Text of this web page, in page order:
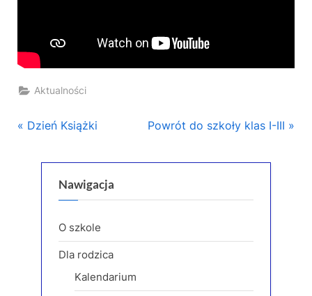
Aktualności
Nawigacja
wpisu
P
Dzień Książki
N
x
s
Powrót do szkoły klas I-III
Nawigacja
O szkole
Dla rodzica
Kalendarium